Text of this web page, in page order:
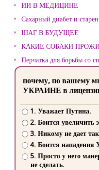
ИИ В МЕДИЦИНЕ
Сахарный диабет и
ШАГ В БУДУЩЕЕ
КАКИЕ СОБАКИ
Перчатка для борьбы со
почему, по вашему
УКРАИНЕ в лицензии
1. Уважает Путина.
2. Боится увеличить
3. Никому не дает
4. Боится
5. Просто у него
не сделать.